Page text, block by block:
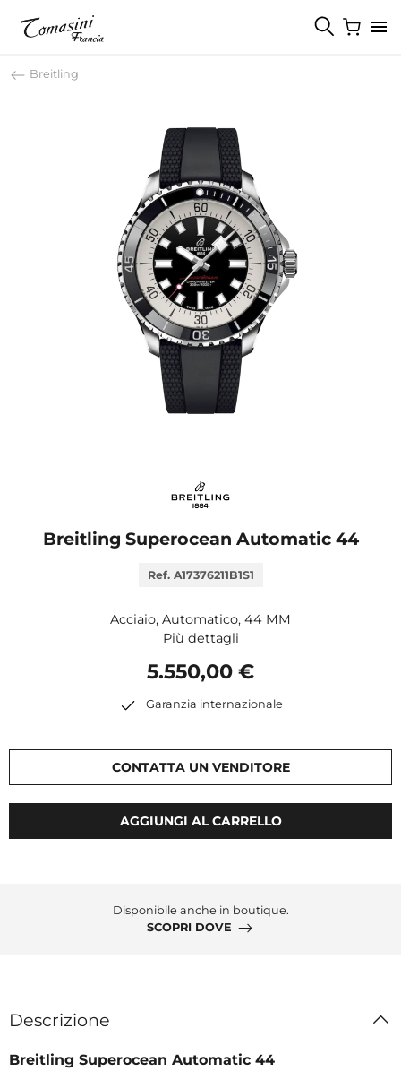
Breitling
Breitling Superocean Automatic 44
Ref. A17376211B1S1
Acciaio, Automatico, 44 MM
Più dettagli
5.550,00 €
Garanzia internazionale
CONTATTA UN VENDITORE
AGGIUNGI AL CARRELLO
Disponibile anche in boutique.
SCOPRI DOVE
Descrizione
Breitling Superocean Automatic 44